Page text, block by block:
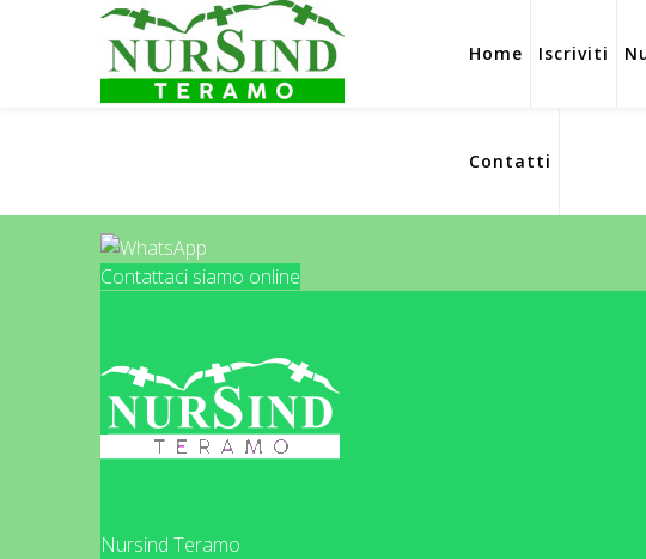
Home Iscriviti
Contatti
Contattaci siamo online
Nursind Teramo